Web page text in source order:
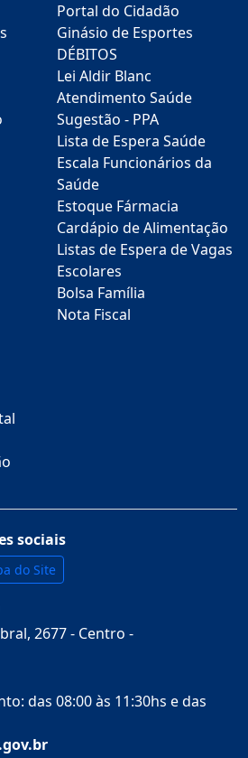
Portal do Cidadão
Ginásio de Esportes
DÉBITOS
Lei Aldir Blanc
Atendimento Saúde
Sugestão - PPA
Lista de Espera Saúde
Escala Funcionários da
Saúde
Estoque Fármacia
Cardápio de Alimentação
Listas de Espera de Vagas
Escolares
Bolsa Família
Nota Fiscal
sociais
do Site
2677 - Centro -
das 08:00 às 11:30hs e das